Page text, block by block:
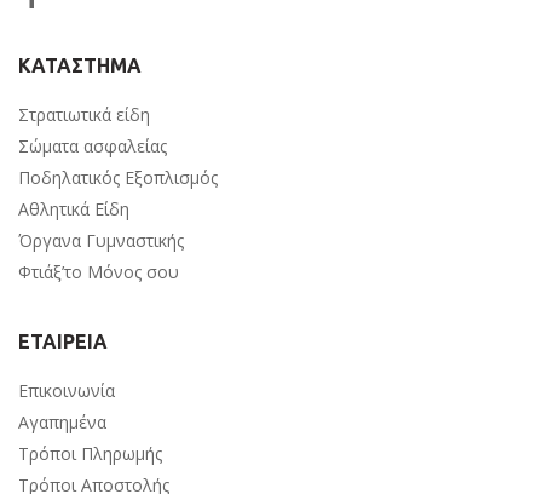
ΚΑΤΑΣΤΗΜΑ
Στρατιωτικά είδη
Σώματα ασφαλείας
Ποδηλατικός Εξοπλισμός
Αθλητικά Είδη
Όργανα Γυμναστικής
Φτιάξ’το Μόνος σου
ΕΤΑΙΡΕΙΑ
Επικοινωνία
Αγαπημένα
Τρόποι Πληρωμής
Τρόποι Αποστολής